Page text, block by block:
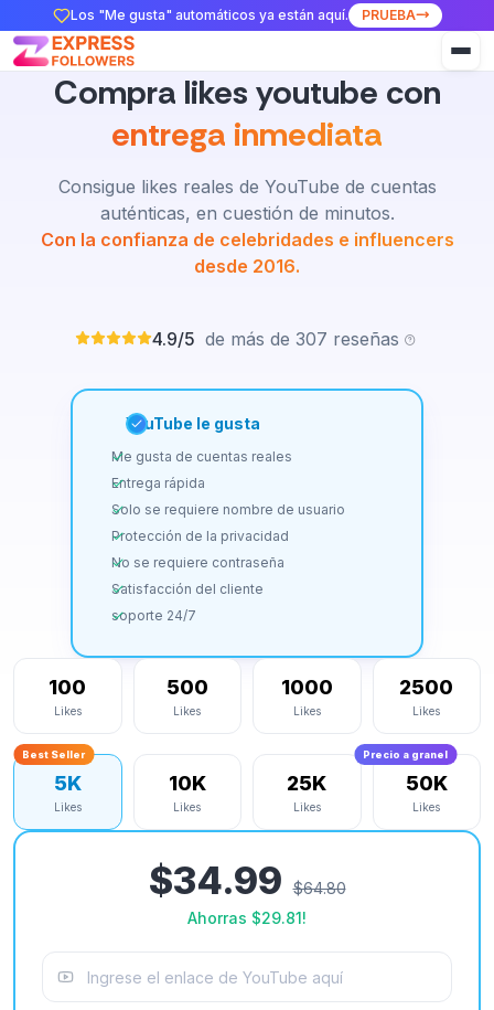
Los "Me gusta" automáticos ya están aquí. PRUEBA
Compra likes youtube con
entrega inmediata
Consigue likes reales de YouTube de cuentas
auténticas, en cuestión de minutos.
Con la confianza de celebridades e influencers
desde 2016.
4.9/5 de más de 307 reseñas
YouTube le gusta
Me gusta de cuentas reales
Entrega rápida
Solo se requiere nombre de usuario
Protección de la privacidad
No se requiere contraseña
Satisfacción del cliente
soporte 24/7
100
Likes
500
Likes
1000
Likes
2500
Likes
Best Seller
5K
Likes
10K
Likes
25K
Likes
Precio a granel
50K
Likes
$34.99
$64.80
Ahorras $29.81!